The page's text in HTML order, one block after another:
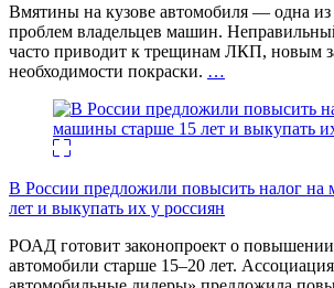
Вмятины на кузове автомобиля — одна
проблем владельцев машин.
часто приводит к трещинам ЛКП, новым
необходимости покраски. …
В России предложили повысить налог
лет и выкупать их у россиян
РОАД готовит законопроект о повышении
автомобили старше 15–20 лет.